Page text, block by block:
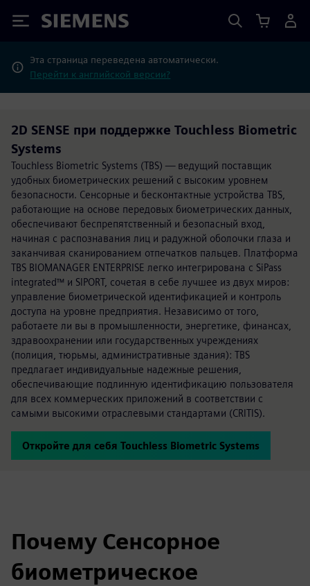
Siemens
Эта страница переведена автоматически.
Перейти к английской версии?
2D SENSE при поддержке Touchless Biometric
Systems
Touchless Biometric Systems (TBS) — ведущий поставщик
удобных биометрических решений с высоким уровнем
безопасности. Сенсорные и бесконтактные устройства TBS,
работающие на основе передовых биометрических данных,
обеспечивают беспрепятственный и безопасный вход,
начиная с распознавания лиц и радужной оболочки глаза и
заканчивая сканированием отпечатков пальцев. Платформа
TBS BIOMANAGER ENTERPRISE легко интегрирована с SiPass
integrated™ и SIPORT, сочетая в себе лучшее из двух миров:
управление биометрической идентификацией и контроль
доступа на уровне предприятия. Независимо от того,
работаете ли вы в промышленности, энергетике, финансах,
здравоохранении или государственных учреждениях
(полиция, тюрьмы, административные здания): TBS
предлагает индивидуальные надежные решения,
обеспечивающие подлинную идентификацию пользователя
для всех коммерческих приложений в соответствии с
самыми высокими отраслевыми стандартами (CRITIS).
Откройте для себя Touchless Biometric Systems
Почему Сенсорное
биометрическое